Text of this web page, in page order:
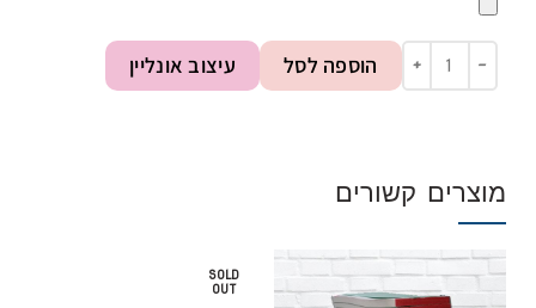
הוספה לסל עיצוב אונליין
מוצרים קשורים
SOLD
OUT